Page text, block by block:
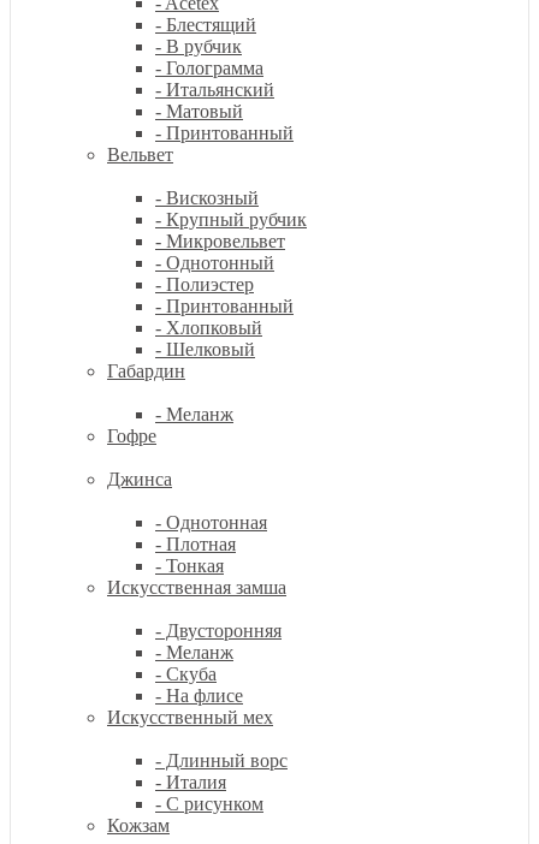
- Блестящий
- В рубчик
- Голограмма
- Итальянский
- Матовый
- Принтованный
Вельвет
- Вискозный
- Крупный рубчик
- Микровельвет
- Однотонный
- Полиэстер
- Принтованный
- Хлопковый
- Шелковый
Габардин
- Меланж
Гофре
Джинса
- Однотонная
- Плотная
- Тонкая
Искусственная замша
- Двусторонняя
- Меланж
- Скуба
- На флисе
Искусственный мех
- Длинный ворс
- Италия
- С рисунком
Кожзам